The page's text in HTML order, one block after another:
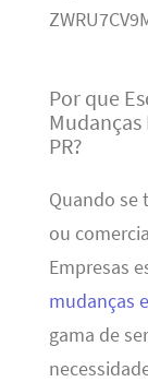
Por que
PR?
Quando se
ou
Empresas
mudanças
gama de